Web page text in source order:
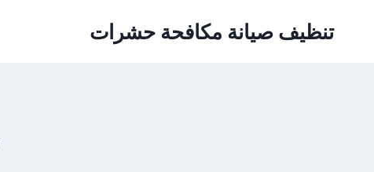
تنظيف صيانة مكافحة حشرات